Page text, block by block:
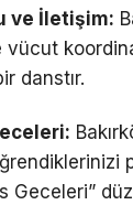
ve İletişim:
vücut
danstır.
Geceleri”